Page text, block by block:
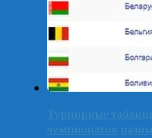
Турнирные
чемпионатов